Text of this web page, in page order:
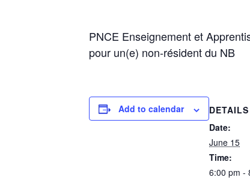
PNCE Enseignement et
pour un(e) non-résident du NB
Add to calendar
DETAILS
Date:
June 15
Time:
6:00 pm -